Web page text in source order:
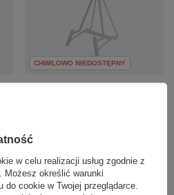
CHWILOWO NIEDOSTĘPNY
82,35 zł
Najniższa cena z 30 dni przed
obniżką:141,53 zł -41%
w celu realizacji usług zgodnie z
. Możesz określić warunki
do cookie w Twojej przeglądarce.